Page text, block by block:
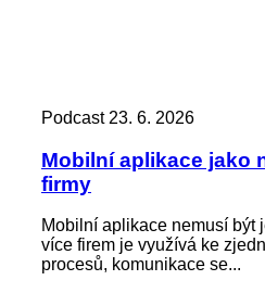
Podcast 23. 6. 2026
Mobilní aplikace jako
firmy
Mobilní aplikace nemusí být
více firem je využívá ke
procesů, komunikace se...